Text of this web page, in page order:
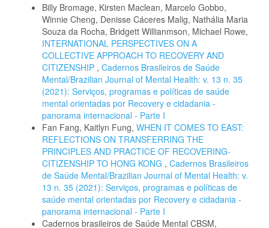
Billy Bromage, Kirsten Maclean, Marcelo Gobbo,
Winnie Cheng, Denisse Cáceres Malig, Nathália Maria
Souza da Rocha, Bridgett Willianmson, Michael Rowe,
INTERNATIONAL PERSPECTIVES ON A
COLLECTIVE APPROACH TO RECOVERY AND
CITIZENSHIP , Cadernos Brasileiros de Saúde
Mental/Brazilian Journal of Mental Health: v. 13 n. 35
(2021): Serviços, programas e políticas de saúde
mental orientadas por Recovery e cidadania -
panorama internacional - Parte I
Fan Fang, Kaitlyn Fung, WHEN IT COMES TO EAST:
REFLECTIONS ON TRANSFERRING THE
PRINCIPLES AND PRACTICE OF RECOVERING-
CITIZENSHIP TO HONG KONG , Cadernos Brasileiros
de Saúde Mental/Brazilian Journal of Mental Health: v.
13 n. 35 (2021): Serviços, programas e políticas de
saúde mental orientadas por Recovery e cidadania -
panorama internacional - Parte I
Cadernos brasileiros de Saúde Mental CBSM,